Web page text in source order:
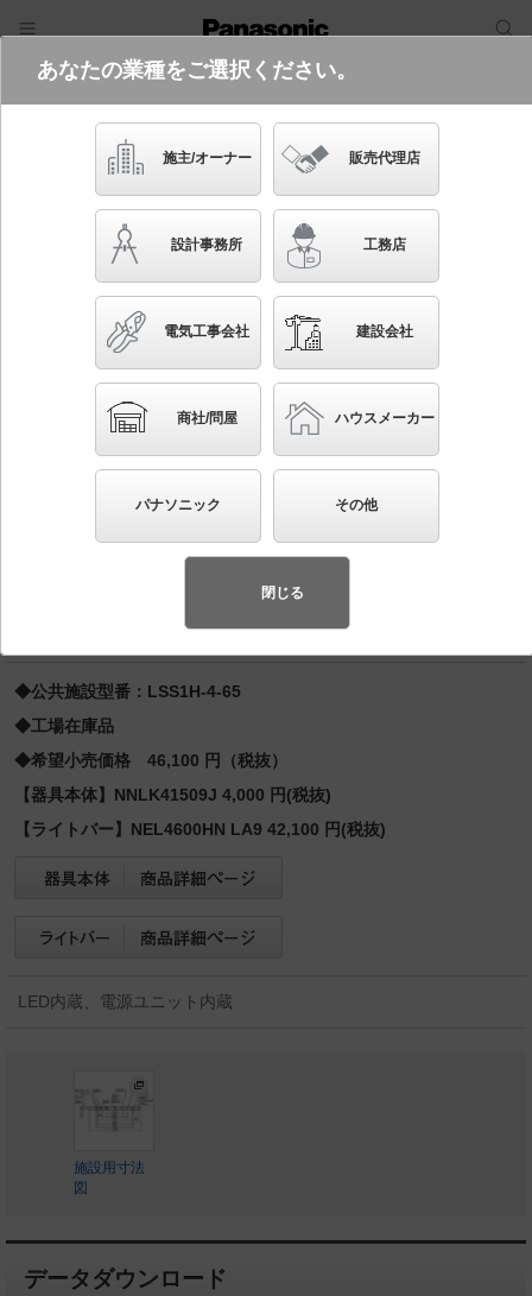
電気・建築設備（ビジネス）
フリーワード
品番・キーワード
かんたん照度計算
XFX460NHN LA9
(省エネタイプ・6900 lmタイプ・昼白
色)
天井直付型 40形 一体型LEDベースライト 連続調光
型調光タイプ（ライコン別売） iスタイル／ストレート
タイプ／笠なし型 Hf蛍光灯32形高出力型2灯器具相
当 Hf32形高出力型2灯・6900 lm
（長寿命・省電力のLEDを主照明にした、高品
◆公共施設型番：LSS1H-4-65
◆工場在庫品
◆希望小売価格 46,100 円（税抜）
【器具本体】NNLK41509J 4,000 円(税抜)
【ライトバー】NEL4600HN LA9 42,100 円(税抜)
LED内蔵、電源ユニット内蔵
施設用寸法
図
データダウンロード
あなたの業種をご選択ください。
施主/オーナー 販売代理店
設計事務所 工務店
電気工事会社 建設会社
商社/問屋 ハウスメーカー
パナソニック その他
閉じる